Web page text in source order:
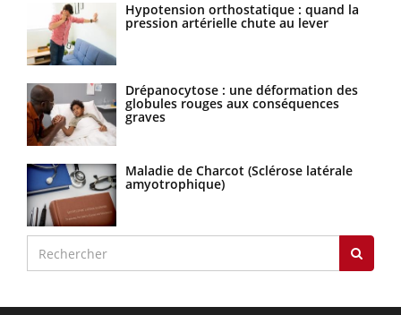
Hypotension orthostatique : quand la
pression artérielle chute au lever
Drépanocytose : une déformation des
globules rouges aux conséquences
graves
Maladie de Charcot (Sclérose latérale
amyotrophique)